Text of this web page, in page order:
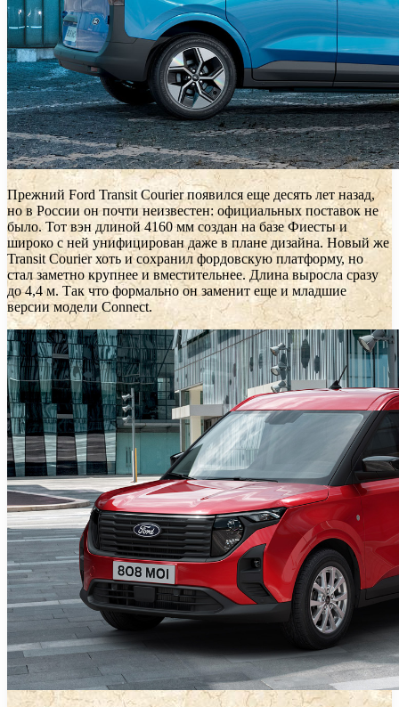
Прежний Ford Transit Courier появился еще десять лет назад,
но в России он почти неизвестен: официальных поставок не
было. Тот вэн длиной 4160 мм создан на базе Фиесты и
широко с ней унифицирован даже в плане дизайна. Новый же
Transit Courier хоть и сохранил фордовскую платформу, но
стал заметно крупнее и вместительнее. Длина выросла сразу
до 4,4 м. Так что формально он заменит еще и младшие
версии модели Connect.